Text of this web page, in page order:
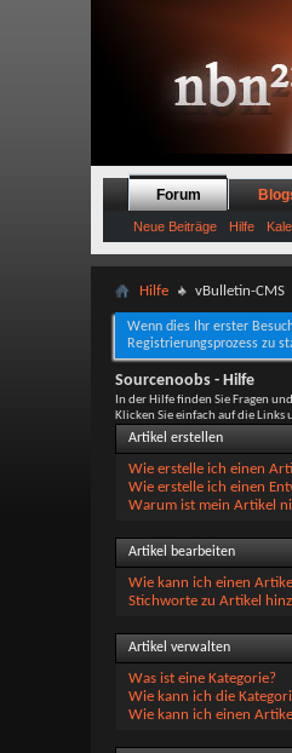
Forum
Neue Beiträge Hilfe
Hilfe vBulletin-CMS
Wenn dies Ihr erster
Registrierungsprozess zu
Sourcenoobs - Hilfe
In der Hilfe finden Sie Fragen
Klicken Sie einfach auf die
Artikel erstellen
Wie erstelle ich einen
Wie erstelle ich einen
Warum ist mein Artikel
Artikel bearbeiten
Wie kann ich einen
Stichworte zu Artikel
Artikel verwalten
Was ist eine Kategorie?
Wie kann ich die
Wie kann ich einen